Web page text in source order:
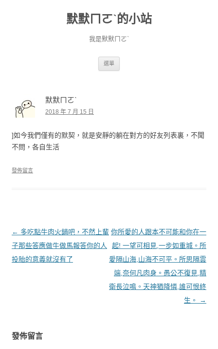
默默ㄇㄛˋ的小站
我是默默ㄇㄛˋ
選單
默默ㄇㄛˋ
2018 年 7 月 15 日
]如今我們僅有的默契，就是安靜的躺在對方的好友列表裏，不聞
不問，各自生活
發佈留言
文章導覽
← 多吃點牛肉火鍋吧，不然上輩
子那些答應做牛做馬報答你的人
投胎的意義就沒有了
你所愛的人跟本不可能和你在一
起! 一望可相見,一步如重城。所
愛隔山海,山海不可平。所思隔雲
端,奈何凡肉身。愚公不復見,精
衛長泣鳴。天神猶降憐,誰可恨終
生。
→
發佈留言